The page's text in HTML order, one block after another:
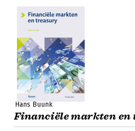
Hans Buunk
Financiële markten en